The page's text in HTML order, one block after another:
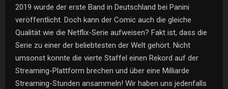
2019 wurde der erste Band in Deutschland bei Panini
veröffentlicht. Doch kann der Comic auch die gleiche
Qualität wie die Netflix-Serie aufweisen? Fakt ist, dass die
Serie zu einer der beliebtesten der Welt gehört. Nicht
umsonst konnte die vierte Staffel einen Rekord auf der
Streaming-Plattform brechen und über eine Milliarde
Streaming-Stunden ansammeln! Wir haben uns jedenfalls